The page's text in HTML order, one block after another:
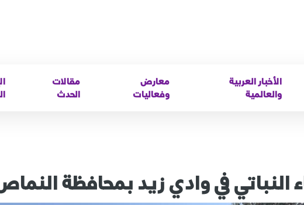
الأخبار العربية
والعالمية
معارض
وفعاليات
مقالات
الحدث
النباتي في وادي زيد بمحافظة